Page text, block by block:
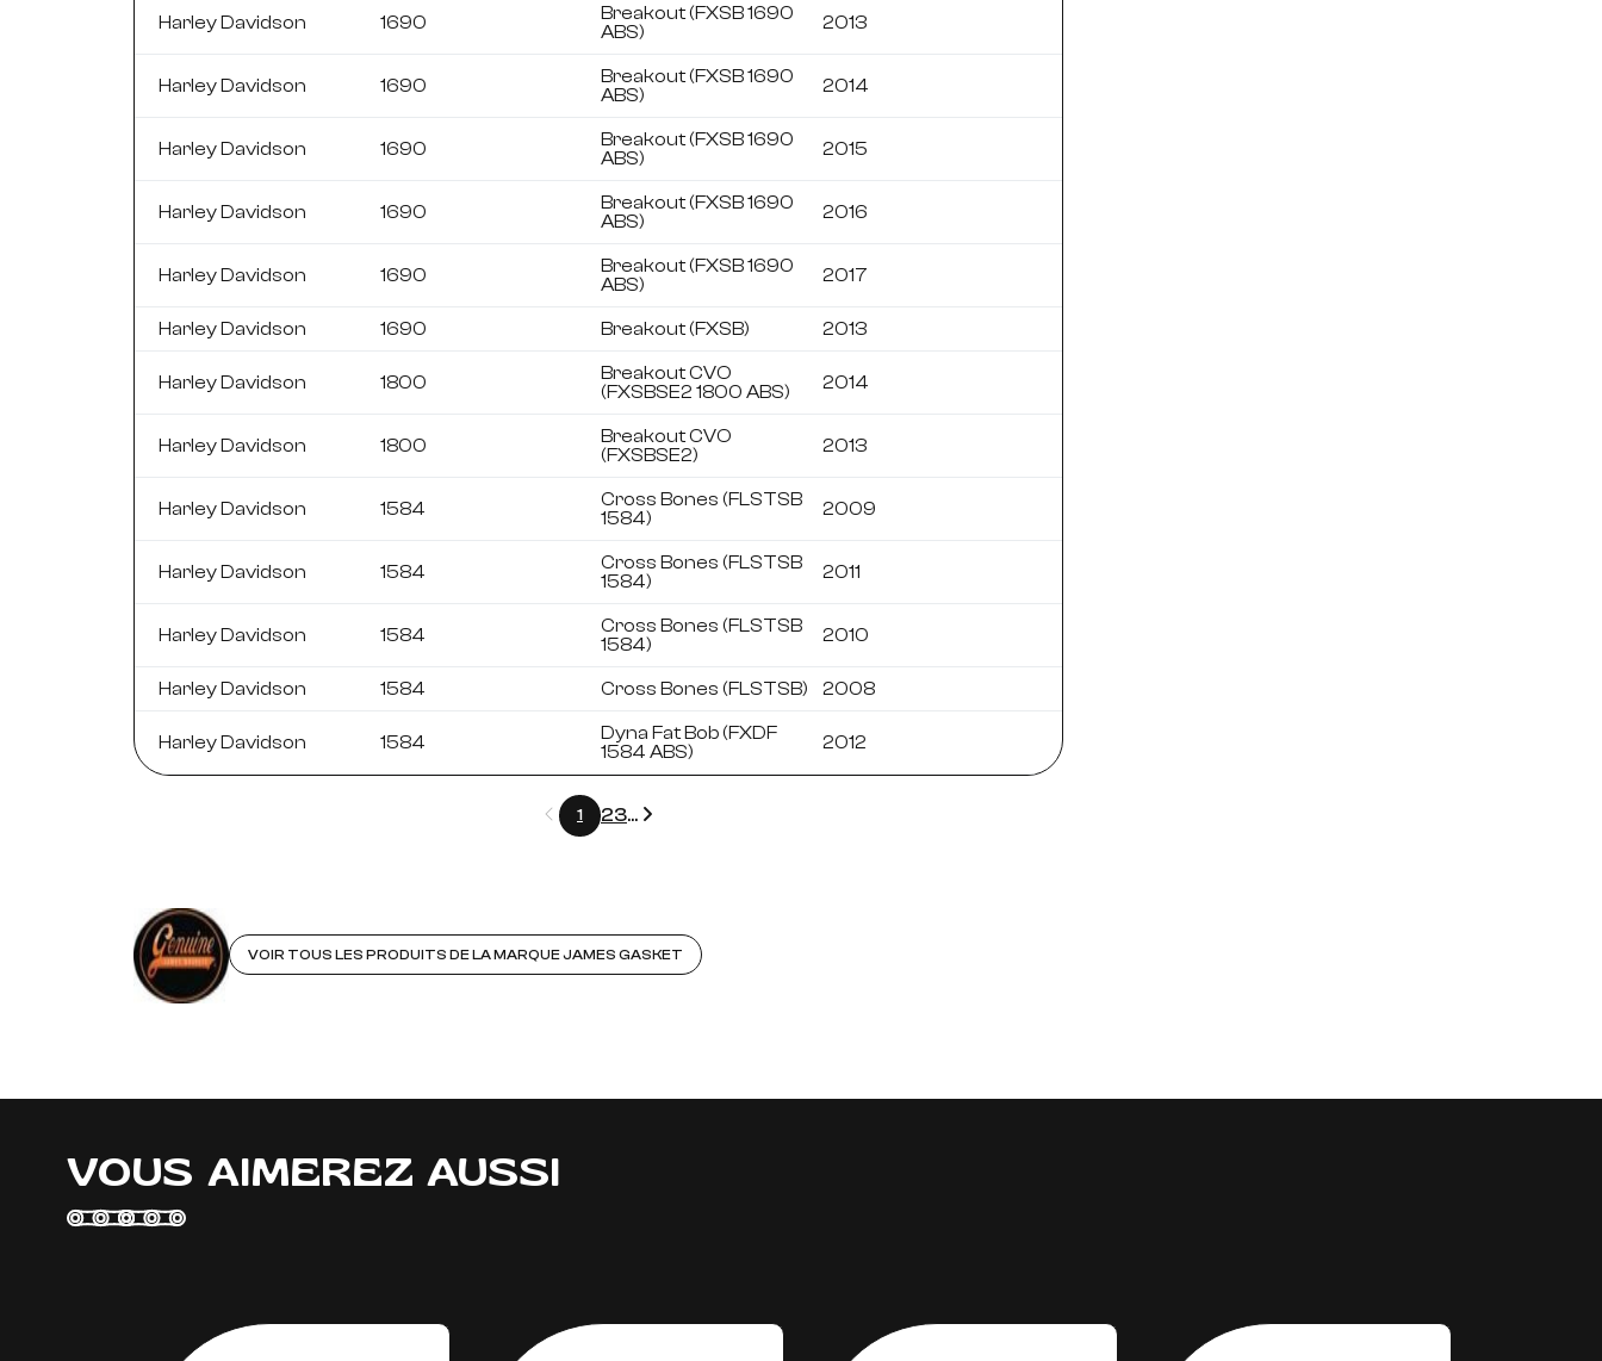
Harley Davidson 1690
Breakout (FXSB 1690
ABS)
2013
Harley Davidson 1690
Breakout (FXSB 1690
ABS)
2014
Harley Davidson 1690
Breakout (FXSB 1690
ABS)
2015
Harley Davidson 1690
Breakout (FXSB 1690
ABS)
2016
Harley Davidson 1690
Breakout (FXSB 1690
ABS)
2017
Harley Davidson 1690 Breakout (FXSB) 2013
Harley Davidson 1800
Breakout CVO
(FXSBSE2 1800 ABS)
2014
Harley Davidson 1800
Breakout CVO
(FXSBSE2)
2013
Harley Davidson 1584
Cross Bones (FLSTSB
1584)
2009
Harley Davidson 1584
Cross Bones (FLSTSB
1584)
2011
Harley Davidson 1584
Cross Bones (FLSTSB
1584)
2010
Harley Davidson 1584 Cross Bones (FLSTSB) 2008
Harley Davidson 1584
Dyna Fat Bob (FXDF
1584 ABS)
2012
Précédent
1 23...Suivant
VOIR TOUS LES PRODUITS DE LA MARQUE JAMES GASKET
VOUS AIMEREZ AUSSI